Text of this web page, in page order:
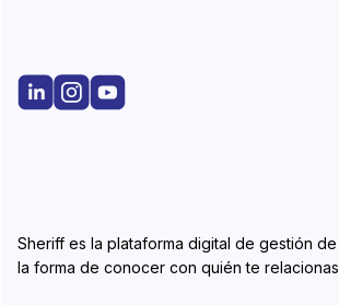
Sheriff es la plataforma digital de gestión
la forma de conocer con quién te relacionas